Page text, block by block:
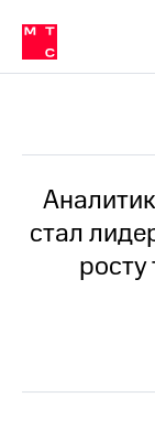
Медиа-центр
и акционерам
Устойчивое
Комплаенс и деловая
в МТС
Пресс-
релизы
МТС
о
стал